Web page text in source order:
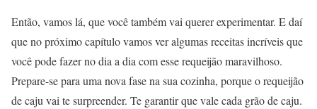
Então, vamos lá, que você também vai querer experimentar. E daí
que no próximo capítulo vamos ver algumas receitas incríveis que
você pode fazer no dia a dia com esse requeijão maravilhoso.
Prepare-se para uma nova fase na sua cozinha, porque o requeijão
de caju vai te surpreender. Te garantir que vale cada grão de caju.